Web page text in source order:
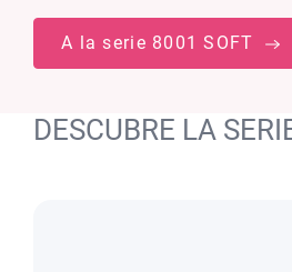
A la serie 8001 SOFT
DESCUBRE LA